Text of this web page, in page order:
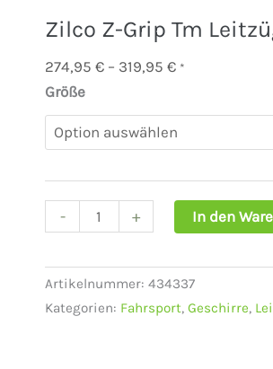
Zilco Z-Grip Tm
274,95 € – 319,95 €Preisspanne:
*
Größe
-
Zilco
Z-
Grip
Leitzügel
Bkl
Menge
+ In den
Artikelnummer: 434337
Kategorien: Fahrsport, Geschirre,